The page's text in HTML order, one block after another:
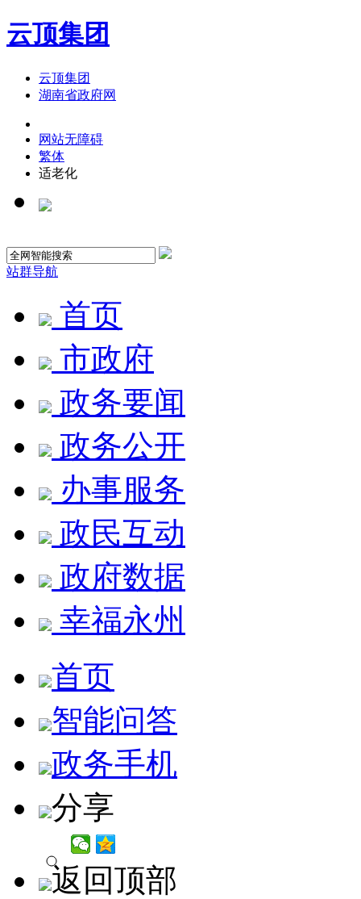
云顶集团
云顶集团
湖南省政府网
网站无障碍
繁体
适老化
站群导航
首页
市政府
政务要闻
政务公开
办事服务
政民互动
政府数据
幸福永州
首页
智能问答
政务手机
分享
返回顶部